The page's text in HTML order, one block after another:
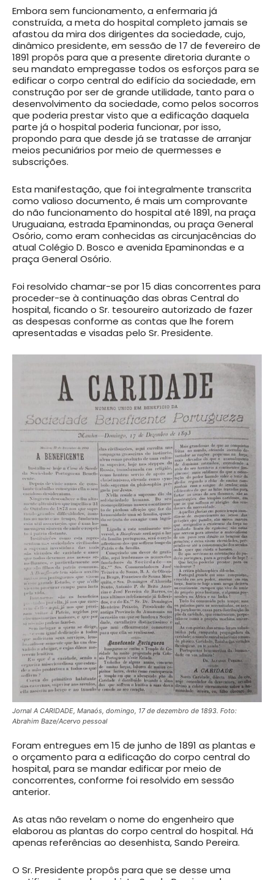
Embora sem funcionamento, a enfermaria já
construída, a meta do hospital completo jamais se
afastou da mira dos dirigentes da sociedade, cujo,
dinâmico presidente, em sessão de 17 de fevereiro de
1891 propôs para que a presente diretoria durante o
seu mandato empregasse todos os esforços para se
edificar o corpo central do edifício da sociedade, em
construção por ser de grande utilidade, tanto para o
desenvolvimento da sociedade, como pelos socorros
que poderia prestar visto que a edificação daquela
parte já o hospital poderia funcionar, por isso,
propondo para que desde já se tratasse de arranjar
meios pecuniários por meio de quermesses e
subscrições.
Esta manifestação, que foi integralmente transcrita
como valioso documento, é mais um comprovante
do não funcionamento do hospital até 1891, na praça
Uruguaiana, estrada Epaminondas, ou praça General
Osório, como eram conhecidas as circunjacências do
atual Colégio D. Bosco e avenida Epaminondas e a
praça General Osório.
Foi resolvido chamar-se por 15 dias concorrentes para
proceder-se à continuação das obras Central do
hospital, ficando o Sr. tesoureiro autorizado de fazer
as despesas conforme as contas que lhe forem
apresentadas e visadas pelo Sr. Presidente.
Jornal A CARIDADE, Manaós, domingo, 17 de dezembro de 1893. Foto:
Abrahim Baze/Acervo pessoal
Foram entregues em 15 de junho de 1891 as plantas e
o orçamento para a edificação do corpo central do
hospital, para se mandar edificar por meio de
concorrentes, conforme foi resolvido em sessão
anterior.
As atas não revelam o nome do engenheiro que
elaborou as plantas do corpo central do hospital. Há
apenas referências ao desenhista, Sando Pereira.
O Sr. Presidente propôs para que se desse uma